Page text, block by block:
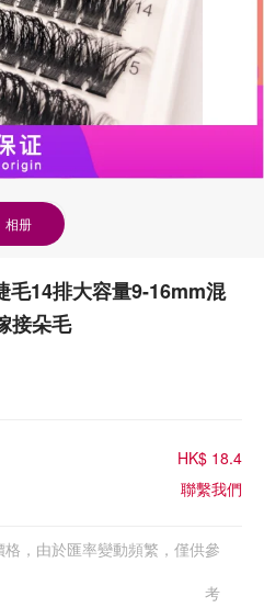
相册
毛14排大容量9-16mm混
接朵毛
HK$ 18.4
聯繫我們
，由於匯率變動頻繁，僅供參
考